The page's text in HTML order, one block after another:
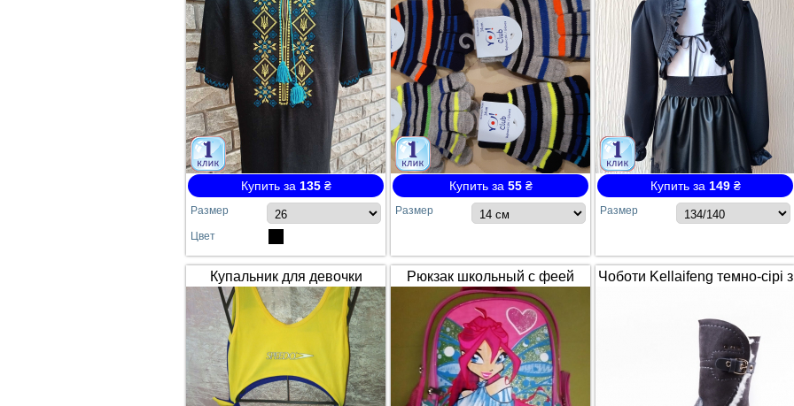
Купить за 135₴
Размер
Цвет
Купить за 55₴
Размер
Купить за 149₴
Размер
Купальник для девочки
SPEEDO жёлто-синий
сдельный №64
Рюкзак школьный с феей
Winx / Винкс
Чоботи Kellaifeng темно-сірі з